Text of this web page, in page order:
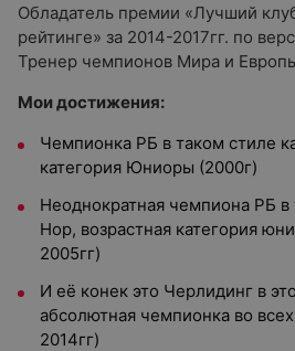
Обладатель премии «Лучший
рейтинге» за 2014-2017гг. по
Тренер чемпионов Мира и
Мои достижения:
Чемпионка РБ в таком стиле
категория Юниоры (2000г)
Неоднократная чемпиона РБ в
Hop, возрастная категория
2005гг)
И её конек это Черлидинг в
абсолютная чемпионка во
2014гг)